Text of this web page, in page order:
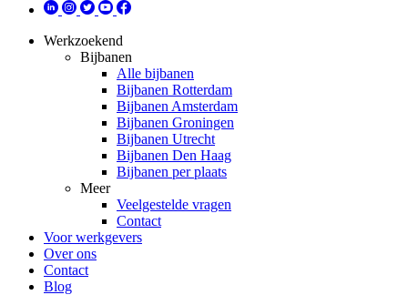
Werkzoekend
Bijbanen
Alle bijbanen
Bijbanen Rotterdam
Bijbanen Amsterdam
Bijbanen Groningen
Bijbanen Utrecht
Bijbanen Den Haag
Bijbanen per plaats
Meer
Veelgestelde vragen
Contact
Voor werkgevers
Over ons
Contact
Blog